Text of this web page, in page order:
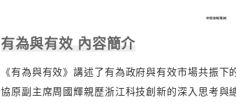
有為與有效 內容簡介
《有為與有效》講述了有為政府與有效市場共振
協原副主席周國輝親歷浙江科技創新的深入思考與